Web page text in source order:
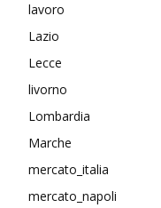
lavoro
Lazio
Lecce
livorno
Lombardia
Marche
mercato_italia
mercato_napoli